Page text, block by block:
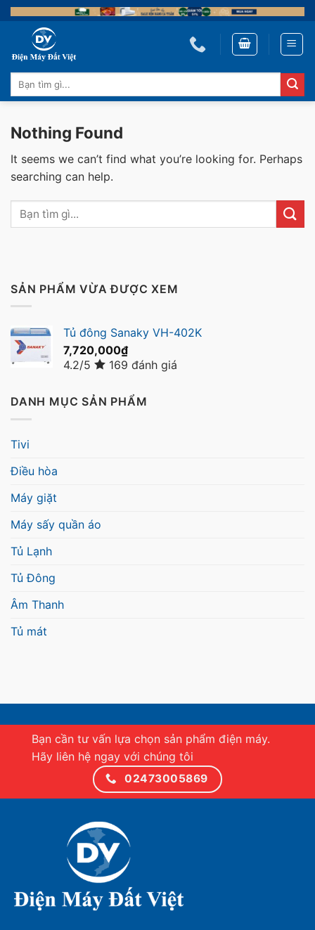
Skip
to
content
Tìm
kiếm:
Nothing Found
It seems we can’t find what you’re looking for. Perhaps
searching can help.
SẢN PHẨM VỪA ĐƯỢC XEM
Tủ đông Sanaky VH-402K
7,720,000₫
4.2/5
169 đánh giá
DANH MỤC SẢN PHẨM
Tivi
Điều hòa
Máy giặt
Máy sấy quần áo
Tủ Lạnh
Tủ Đông
Âm Thanh
Tủ mát
Bạn cần tư vấn lựa chọn sản phẩm điện máy.
Hãy liên hệ ngay với chúng tôi
02473005869